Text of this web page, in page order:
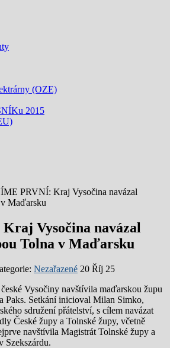
(OZE)
2015
PRVNÍ: Kraj Vysočina navázal
Maďarsku
Vysočina navázal
Tolna v Maďarsku
Nezařazené 20 Říj 25
Vysočiny navštívila maďarskou župu
Paks. Setkání inicioval Milan Simko,
sdružení přátelství, s cílem navázat
České župy a Tolnské župy, včetně
navštívila Magistrát Tolnské župy a
Szekszárdu.